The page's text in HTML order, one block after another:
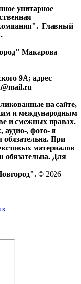
унитарное
Главный
Макарова
9А; адрес
на сайте,
и международным
и смежных правах.
аудио-, фото- и
обязательна. При
материалов
обязательна. Для
© 2026